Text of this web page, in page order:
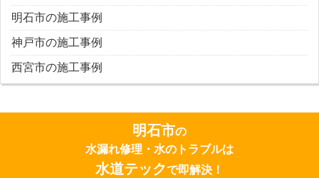
明石市の施工事例
神戸市の施工事例
西宮市の施工事例
明石市の
水漏れ修理・水のトラブルは
水道テックで即解決！